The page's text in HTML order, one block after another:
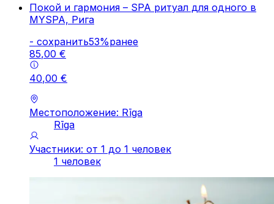
Покой и гармония – SPA ритуал для одного в
MYSPA, Рига
- cохранить53%ранее
85,00 €
40,00 €
Местоположение: Rīga
Rīga
Участники: от 1 до 1 человек
1 человек